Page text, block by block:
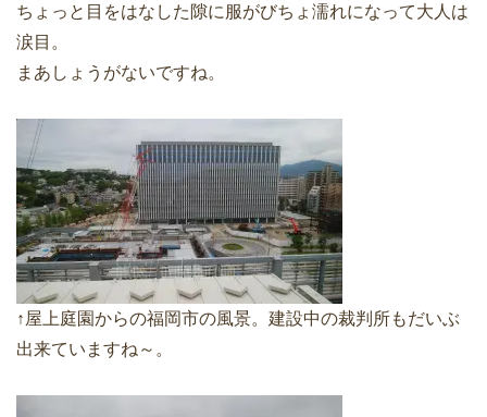
ちょっと目をはなした隙に服がびちょ濡れになって大人は
涙目。
まあしょうがないですね。
↑屋上庭園からの福岡市の風景。建設中の裁判所もだいぶ
出来ていますね～。